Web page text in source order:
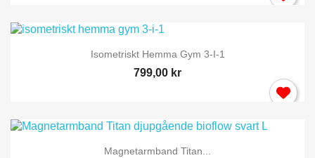
Isometriskt Hemma Gym 3-I-1
799,00 kr
Magnetarmband Titan...